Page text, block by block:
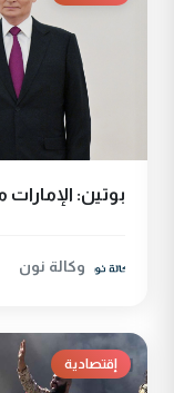
بوتين:
وكالة نون
إقتصادية